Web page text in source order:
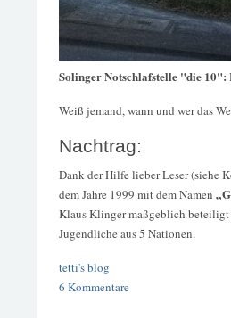
Solinger Notschlafstelle "die 10":
Weiß jemand, wann und wer das
Nachtrag:
Dank der Hilfe lieber Leser (siehe
dem Jahre 1999 mit dem Namen
Klaus Klinger maßgeblich beteiligt
Jugendliche aus 5 Nationen.
tetti's blog
6 Kommentare